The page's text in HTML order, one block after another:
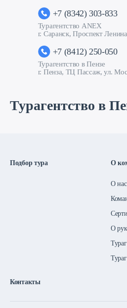
+7 (8342) 303-833
Турагентство ANEX
г. Саранск, Проспект
+7 (8412) 250-050
Турагентство в Пензе
г. Пенза, ТЦ Пассаж, ул.
Турагентство в
Подбор тура О
О нас
О
Контакты